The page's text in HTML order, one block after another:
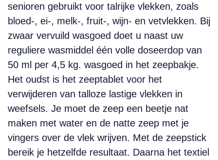
senioren gebruikt voor talrijke vlekken, zoals
bloed-, ei-, melk-, fruit-, wijn- en vetvlekken. Bij
zwaar vervuild wasgoed doet u naast uw
reguliere wasmiddel één volle doseerdop van
50 ml per 4,5 kg. wasgoed in het zeepbakje.
Het oudst is het zeeptablet voor het
verwijderen van talloze lastige vlekken in
weefsels. Je moet de zeep een beetje nat
maken met water en de natte zeep met je
vingers over de vlek wrijven. Met de zeepstick
bereik je hetzelfde resultaat. Daarna het textiel